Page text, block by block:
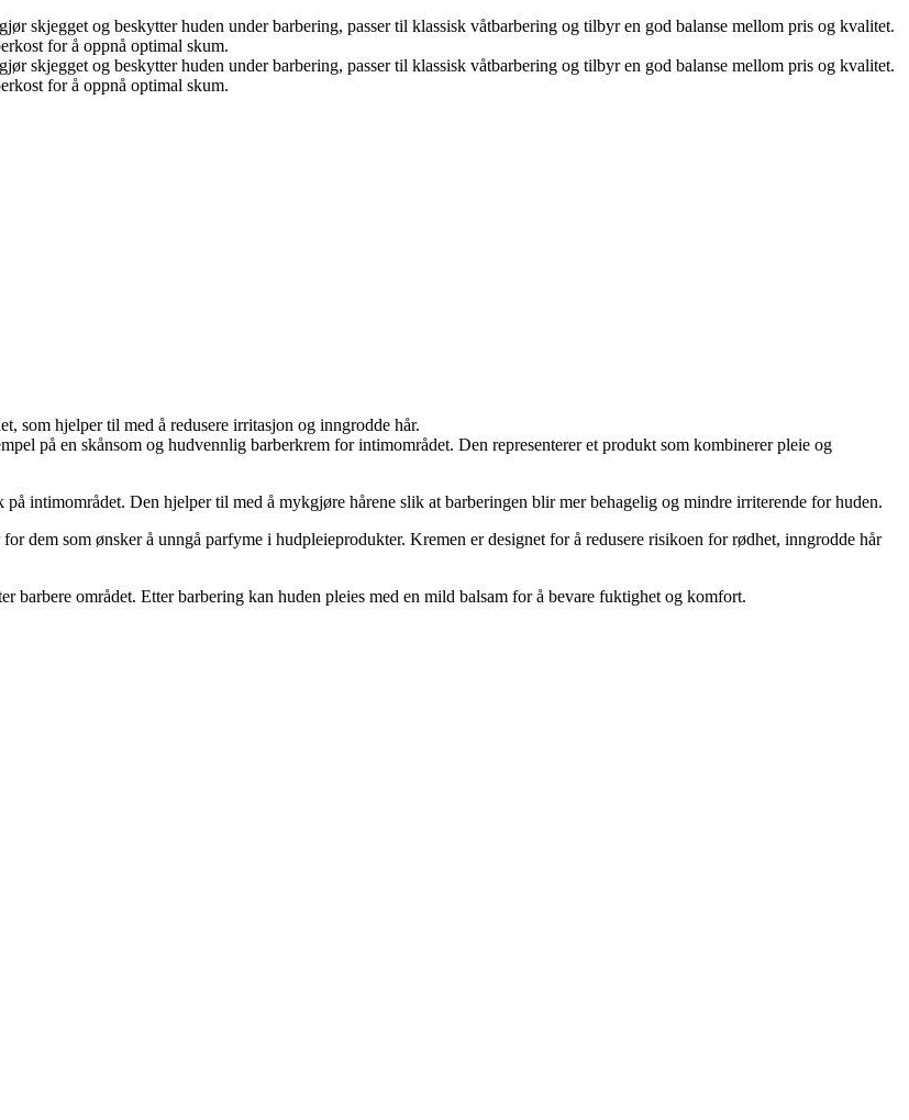
skjegget og beskytter huden under barbering, passer til klassisk våtbarbering og tilbyr en god balanse mellom pris og kvalitet.
for å oppnå optimal skum.
skjegget og beskytter huden under barbering, passer til klassisk våtbarbering og tilbyr en god balanse mellom pris og kvalitet.
for å oppnå optimal skum.
som hjelper til med å redusere irritasjon og inngrodde hår.
på en skånsom og hudvennlig barberkrem for intimområdet. Den representerer et produkt som kombinerer pleie og
intimområdet. Den hjelper til med å mykgjøre hårene slik at barberingen blir mer behagelig og mindre irriterende for huden.
dem som ønsker å unngå parfyme i hudpleieprodukter. Kremen er designet for å redusere risikoen for rødhet, inngrodde hår
barbere området. Etter barbering kan huden pleies med en mild balsam for å bevare fuktighet og komfort.